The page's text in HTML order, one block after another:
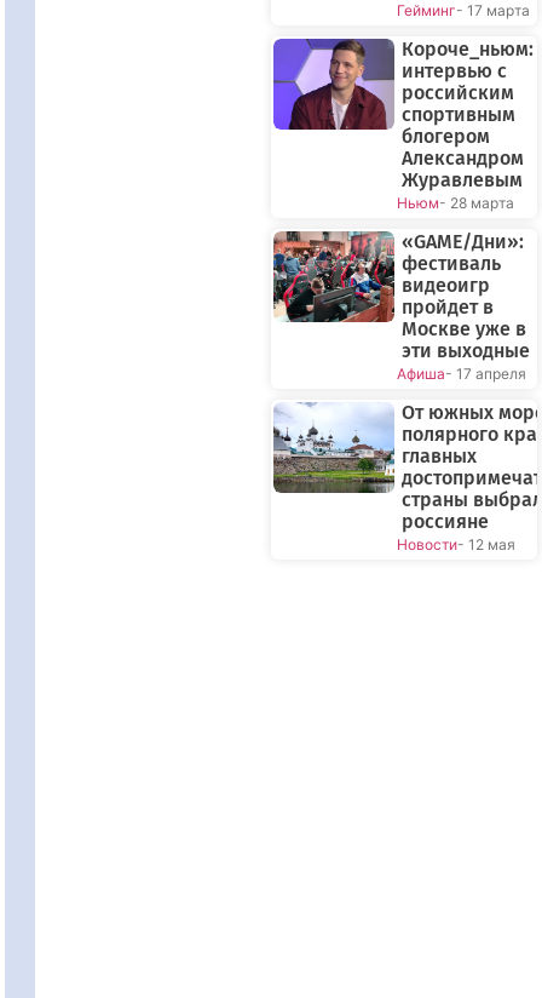
Гейминг- 17 марта
Короче_ньюм:
интервью с
российским
спортивным
блогером
Александром
Журавлевым
Ньюм- 28 марта
«GAME/Дни»:
фестиваль
видеоигр
пройдет в
Москве уже в
эти выходные
Афиша- 17 апреля
От южных
полярного
главных
страны
россияне
Новости- 12 мая